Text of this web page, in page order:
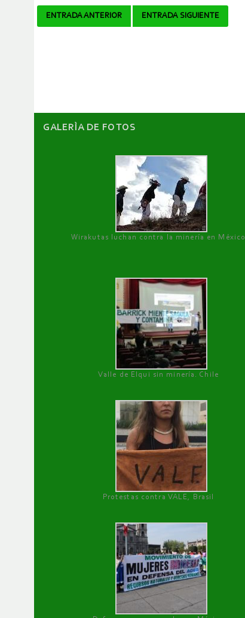
Navegador
ENTRADA ANTERIOR ENTRADA SIGUIENTE
GALERÌA DE FOTOS
Wirakutas luchan contra la minería en México
Valle de Elqui sin minería. Chile
Protestas contra VALE, Brasil